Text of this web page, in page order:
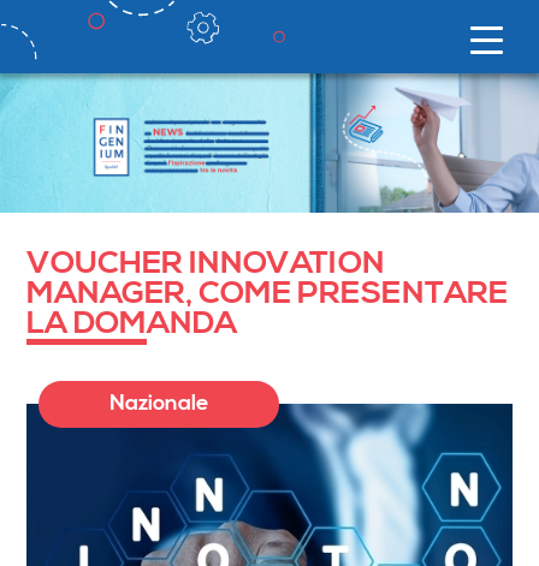
VOUCHER INNOVATION
MANAGER, COME PRESENTARE
LA DOMANDA
Nazionale